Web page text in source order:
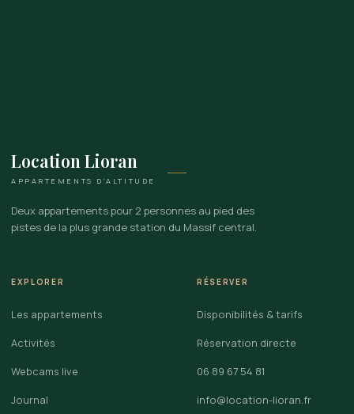
Location Lioran
APPARTEMENTS D’ALTITUDE
Deux appartements pour 2 personnes au pied des
pistes de la plus grande station du Massif central.
EXPLORER
Les appartements
Activités
Webcams live
Journal
RÉSERVER
Disponibilités & tarifs
Réservation directe
06 89 67 54 81
info@location-lioran.fr